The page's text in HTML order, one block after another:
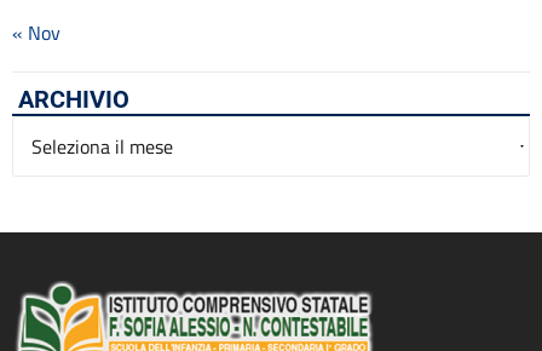
« Nov
ARCHIVIO
Archivio